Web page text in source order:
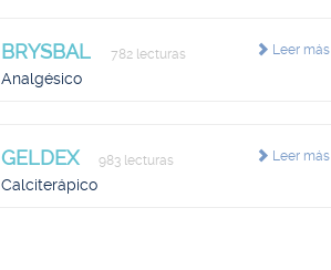
Leer más
BRYSBAL 782 lecturas
Analgésico
Leer más
GELDEX 983 lecturas
Calciterápico